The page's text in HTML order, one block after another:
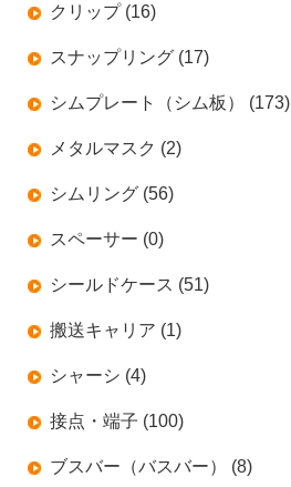
クリップ (16)
スナップリング (17)
シムプレート（シム板） (173)
メタルマスク (2)
シムリング (56)
スペーサー (0)
シールドケース (51)
搬送キャリア (1)
シャーシ (4)
接点・端子 (100)
ブスバー（バスバー） (8)